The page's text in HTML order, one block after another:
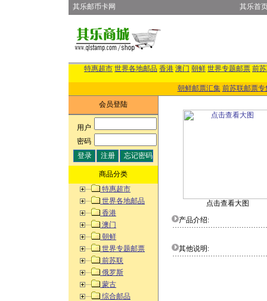
其乐邮币卡网 其乐首
特惠超市 世界各地邮品 香港 澳门 朝鲜 世界专题邮票 前
朝鲜邮票汇集 前苏联邮票专
会员登陆
用户:
密码:
商品分类
特惠超市
世界各地邮品
香港
澳门
朝鲜
世界专题邮票
前苏联
俄罗斯
蒙古
综合邮品
点击查看大图
产品介绍:
其他说明: